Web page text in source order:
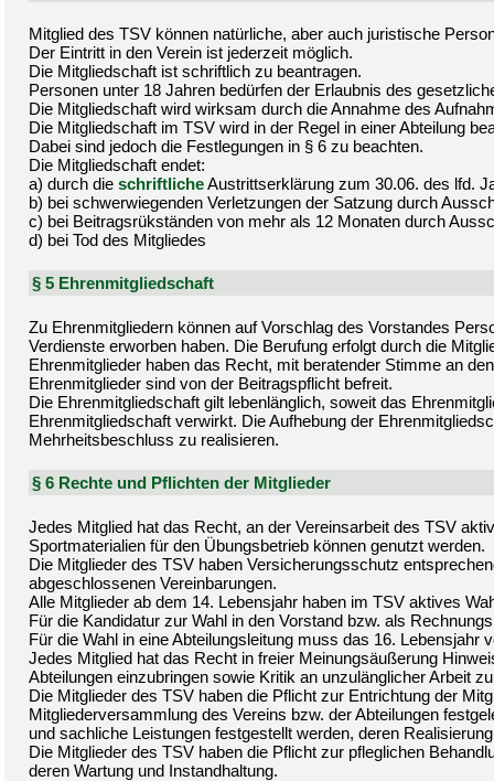
Mitglied des TSV können natürliche, aber auch juristische
Der Eintritt in den Verein ist jederzeit möglich.
Die Mitgliedschaft ist schriftlich zu beantragen.
Personen unter 18 Jahren bedürfen der Erlaubnis des
Die Mitgliedschaft wird wirksam durch die Annahme des
Die Mitgliedschaft im TSV wird in der Regel in einer Abteilung
Dabei sind jedoch die Festlegungen in § 6 zu beachten.
Die Mitgliedschaft endet:
a) durch die schriftlicheAustrittserklärung zum 30.06. des lfd.
b) bei schwerwiegenden Verletzungen der Satzung durch
c) bei Beitragsrükständen von mehr als 12 Monaten durch
d) bei Tod des Mitgliedes
§ 5 Ehrenmitgliedschaft
Zu Ehrenmitgliedern können auf Vorschlag des Vorstandes
Verdienste erworben haben. Die Berufung erfolgt durch die
Ehrenmitglieder haben das Recht, mit beratender Stimme an
Ehrenmitglieder sind von der Beitragspflicht befreit.
Die Ehrenmitgliedschaft gilt lebenlänglich, soweit das
Ehrenmitgliedschaft verwirkt. Die Aufhebung der
Mehrheitsbeschluss zu realisieren.
§ 6 Rechte und Pflichten der Mitglieder
Jedes Mitglied hat das Recht, an der Vereinsarbeit des TSV
Sportmaterialien für den Übungsbetrieb können genutzt werden.
Die Mitglieder des TSV haben Versicherungsschutz
abgeschlossenen Vereinbarungen.
Alle Mitglieder ab dem 14. Lebensjahr haben im TSV aktives
Für die Kandidatur zur Wahl in den Vorstand bzw. als
Für die Wahl in eine Abteilungsleitung muss das 16. Lebensjahr
Jedes Mitglied hat das Recht in freier Meinungsäußerung
Abteilungen einzubringen sowie Kritik an unzulänglicher Arbeit
Die Mitglieder des TSV haben die Pflicht zur Entrichtung der
Mitgliederversammlung des Vereins bzw. der Abteilungen
und sachliche Leistungen festgestellt werden, deren
Die Mitglieder des TSV haben die Pflicht zur pfleglichen
deren Wartung und Instandhaltung.